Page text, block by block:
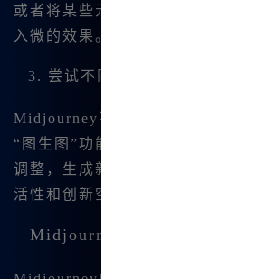
或者将某些元素进行平移或缩放，
入微的效果。
3. 尝试不同的生成模式
Midjourney不仅🔥支持传统的“文
“图生图”功能。你可以上传一张图
调整，生成新的图像。这为我的创
活性和创新空间 。
Midjourney中文绘画与AI创作